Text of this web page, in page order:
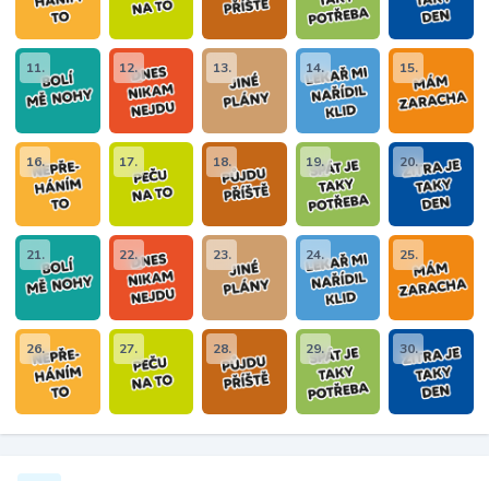
11. 12. 13. 14. 15.
16. 17. 18. 19. 20.
21. 22. 23. 24. 25.
26. 27. 28. 29. 30.